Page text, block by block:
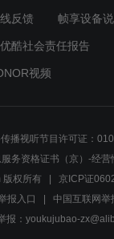
反馈 帧享设备
优酷社会责任报告
视频
播视听节目许可证：
务资格证书（京）-经
权所有
京ICP证
报入口
中国互联网举
报：youkujubao-